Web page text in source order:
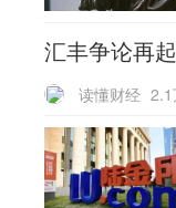
汇丰争论再
读懂财经 2.1